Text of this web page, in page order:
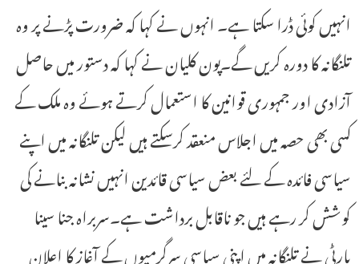
انہیں کوئی ڈرا سکتا ہے۔ انہوں نے کہا کہ ضرورت پڑنے پر وہ
تلنگانہ کا دورہ کریں گے۔پون کلیان نے کہا کہ دستور میں حاصل
آزادی اور جمہوری قوانین کا استعمال کرتے ہوئے وہ ملک کے
کسی بھی حصہ میں اجلاس منعقد کرسکتے ہیں لیکن تلنگانہ میں اپنے
سیاسی فائدہ کے لئے بعض سیاسی قائدین انہیں نشانہ بنانے کی
کوشش کر رہے ہیں جو ناقابل برداشت ہے۔سربراہ جنا سینا
پارٹی نے تلنگانہ میں اپنی سیاسی سرگرمیوں کے آغاز کا اعلان